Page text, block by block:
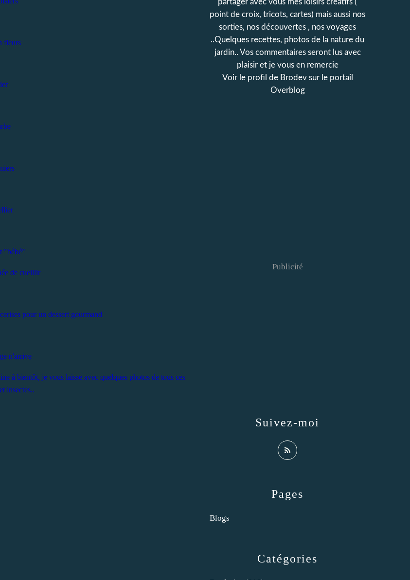
fleurs
"bébé"
de cueillir
pour un dessert gourmand
n'arrive
à bientôt, je vous laisse avec quelques photos de tous ces
insectes..
Catégories
Pages
Blogs
partager avec vous mes loisirs créatifs (
point de croix, tricots, cartes) mais aussi nos
sorties, nos découvertes , nos voyages
..Quelques recettes, photos de la nature du
jardin.. Vos commentaires seront lus avec
plaisir et je vous en remercie
Voir le profil de Brodevsur le portail
Overblog
Suivez-moi
Publicité